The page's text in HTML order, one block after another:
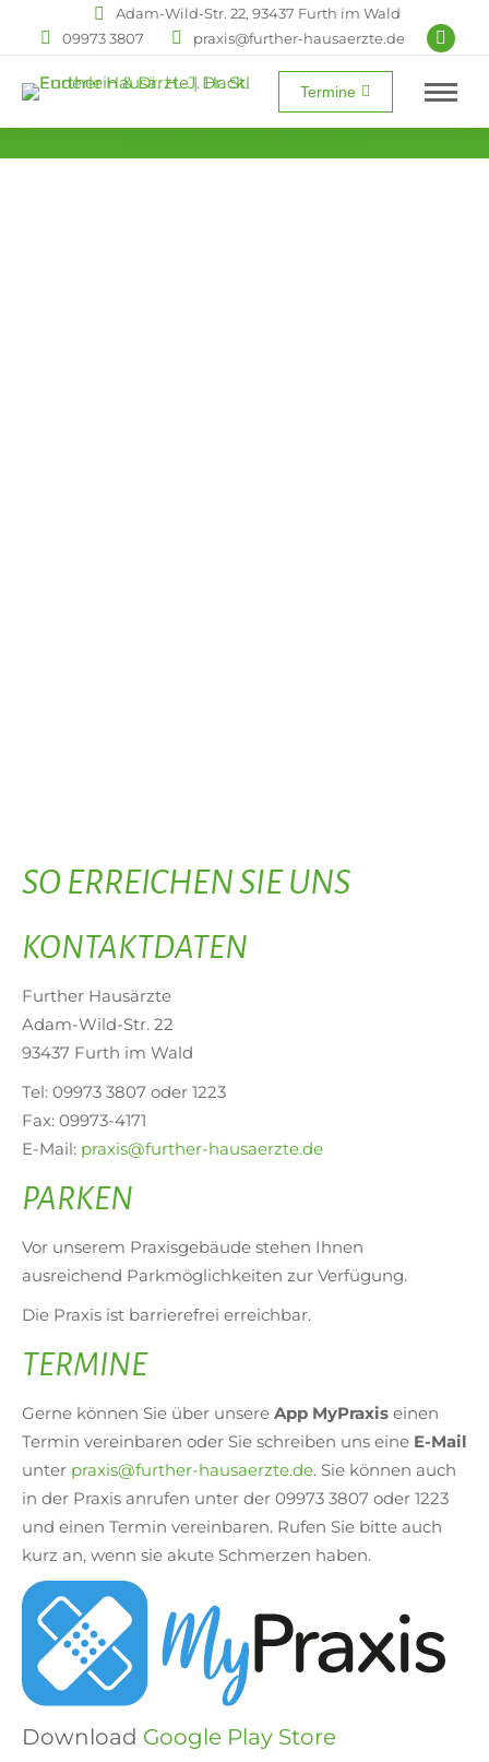
Adam-Wild-Str. 22, 93437 Furth im Wald
09973 3807
praxis@further-hausaerzte.de
Termine
SO ERREICHEN SIE UNS
KONTAKTDATEN
Further Hausärzte
Adam-Wild-Str. 22
93437 Furth im Wald
Tel: 09973 3807 oder 1223
Fax: 09973-4171
E-Mail: praxis@further-hausaerzte.de
PARKEN
Vor unserem Praxisgebäude stehen Ihnen
ausreichend Parkmöglichkeiten zur Verfügung.
Die Praxis ist barrierefrei erreichbar.
TERMINE
Gerne können Sie über unsere App MyPraxis einen
Termin vereinbaren oder Sie schreiben uns eine E-Mail
unter praxis@further-hausaerzte.de. Sie können auch
in der Praxis anrufen unter der 09973 3807 oder 1223
und einen Termin vereinbaren. Rufen Sie bitte auch
kurz an, wenn sie akute Schmerzen haben.
Download Google Play Store